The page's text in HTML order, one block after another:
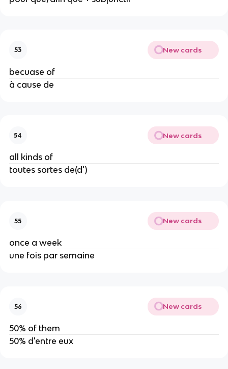
53 New cards
becuase of
à cause de
54 New cards
all kinds of
toutes sortes de(d')
55 New cards
once a week
une fois par semaine
56 New cards
50% of them
50% d'entre eux